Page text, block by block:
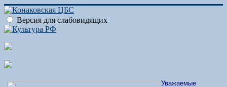
Версия для слабовидящих
Уважаемые